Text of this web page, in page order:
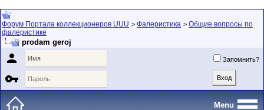
Форум Портала коллекционеров UUU > Фалеристика > Общие вопросы по
фалеристике
prodam geroj
 Запомнить?

Menu